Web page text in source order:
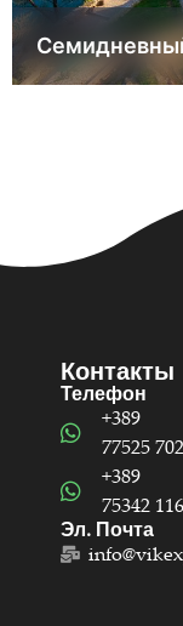
Контакты
Телефон
+389
77525 702
+389
75342 116
Эл. Почта